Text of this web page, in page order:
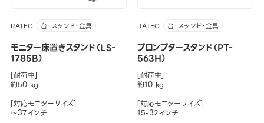
RATEC 台・スタンド・金具
モニター床置きスタンド（LS-
1785B）
[耐荷重]
約50 kg
[対応モニターサイズ]
～37インチ
RATEC 台・スタンド・金具
プロンプタースタンド（PT-
563H）
[耐荷重]
約10 kg
[対応モニターサイズ]
15-32インチ